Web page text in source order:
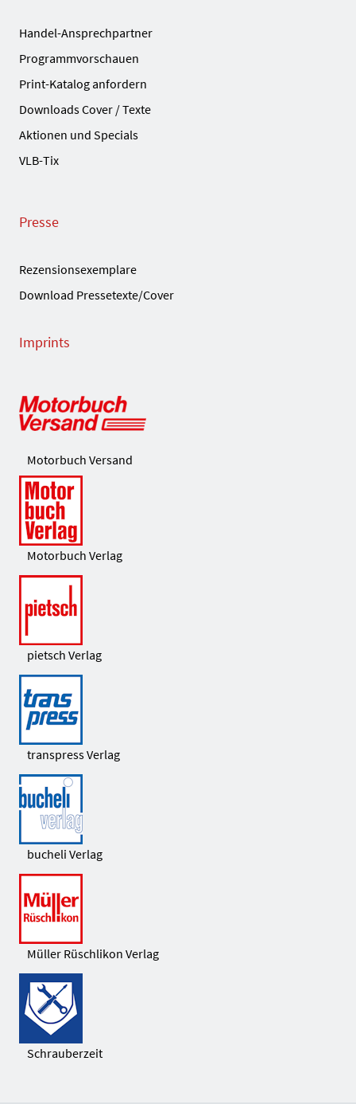
Handel-Ansprechpartner
Programmvorschauen
Print-Katalog anfordern
Downloads Cover / Texte
Aktionen und Specials
VLB-Tix
Presse
Rezensionsexemplare
Download Pressetexte/Cover
Imprints
Motorbuch Versand
Motorbuch Verlag
pietsch Verlag
transpress Verlag
bucheli Verlag
Müller Rüschlikon Verlag
Schrauberzeit